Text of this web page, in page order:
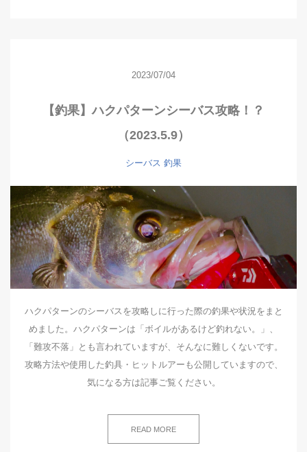
2023/07/04
【釣果】ハクパターンシーバス攻略！？
（2023.5.9）
シーバス 釣果
ハクパターンのシーバスを攻略しに行った際の釣果や状況をまと
めました。ハクパターンは「ボイルがあるけど釣れない。」、
「難攻不落」とも言われていますが、そんなに難しくないです。
攻略方法や使用した釣具・ヒットルアーも公開していますので、
気になる方は記事ご覧ください。
READ MORE